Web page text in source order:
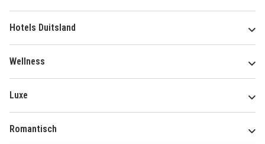
Hotels Duitsland
Wellness
Luxe
Romantisch